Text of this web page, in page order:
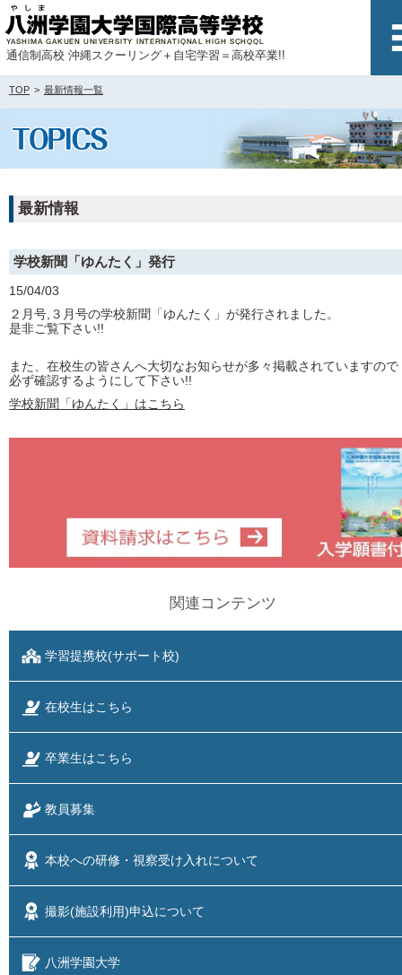
通信制高校 沖縄スクーリング＋自宅学習＝高校卒業!!
TOP 最新情報一覧
最新情報
学校新聞「ゆんたく」発行
15/04/03
２月号,３月号の学校新聞「ゆんたく」が発行されました。
是非ご覧下さい!!
また、在校生の皆さんへ大切なお知らせが多々掲載されていますので
必ず確認するようにして下さい!!
学校新聞「ゆんたく」はこちら
関連コンテンツ
学習提携校(サポート校)
在校生はこちら
卒業生はこちら
教員募集
本校への研修・視察受け入れについて
撮影(施設利用)申込について
八洲学園大学